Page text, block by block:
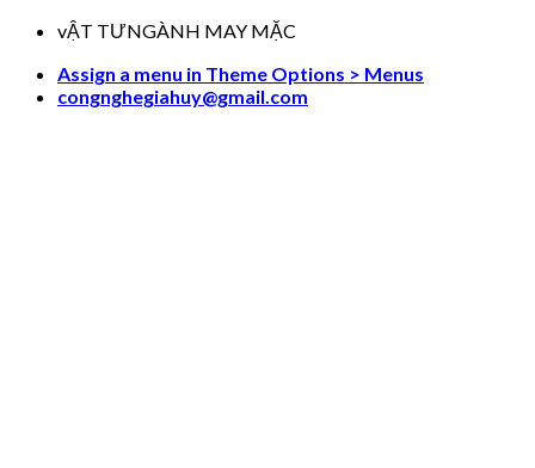
Skip
content
vẬT TƯNGÀNH MAY MẶC
Assign a menu in Theme Options > Menus
congnghegiahuy@gmail.com